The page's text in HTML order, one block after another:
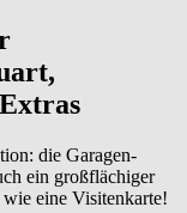
die Garagen-
ein großflächiger
eine Visitenkarte!